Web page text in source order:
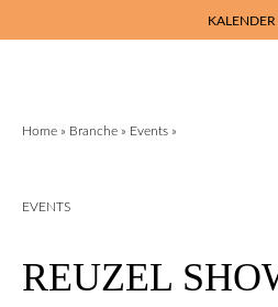
KALENDER
Home » Branche » Events »
EVENTS
REUZEL